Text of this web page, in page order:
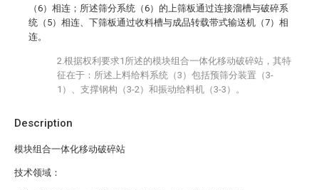
Description
模块组合一体化移动破碎站
技术领域：
（6）相连；所述筛分系统（6）的上筛板通过连接溜槽与破碎系
统（5）相连、下筛板通过收料槽与成品转载带式输送机（7）相
连。
2.根据权利要求1所述的模块组合一体化移动破碎站，其特
征在于：所述上料给料系统（3）包括预筛分装置（3-
1）、支撑钢构（3-2）和振动给料机（3-3）。